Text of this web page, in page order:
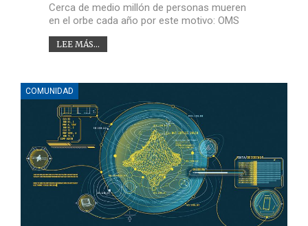
Cerca de medio millón de personas mueren
en el orbe cada año por este motivo: OMS
LEE MÁS...
COMUNIDAD